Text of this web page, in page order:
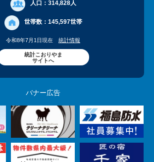
人口： 314,828人
世帯数： 145,597世帯
令和8年7月1日現在 統計情報
統計こおりやま
サイトへ
バナー広告